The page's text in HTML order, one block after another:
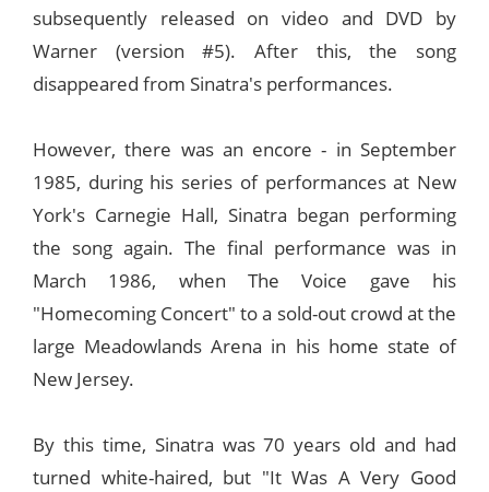
subsequently released on video and DVD by
Warner (version #5). After this, the song
disappeared from Sinatra's performances.
However, there was an encore - in September
1985, during his series of performances at New
York's Carnegie Hall, Sinatra began performing
the song again. The final performance was in
March 1986, when The Voice gave his
"Homecoming Concert" to a sold-out crowd at the
large Meadowlands Arena in his home state of
New Jersey.
By this time, Sinatra was 70 years old and had
turned white-haired, but "It Was A Very Good